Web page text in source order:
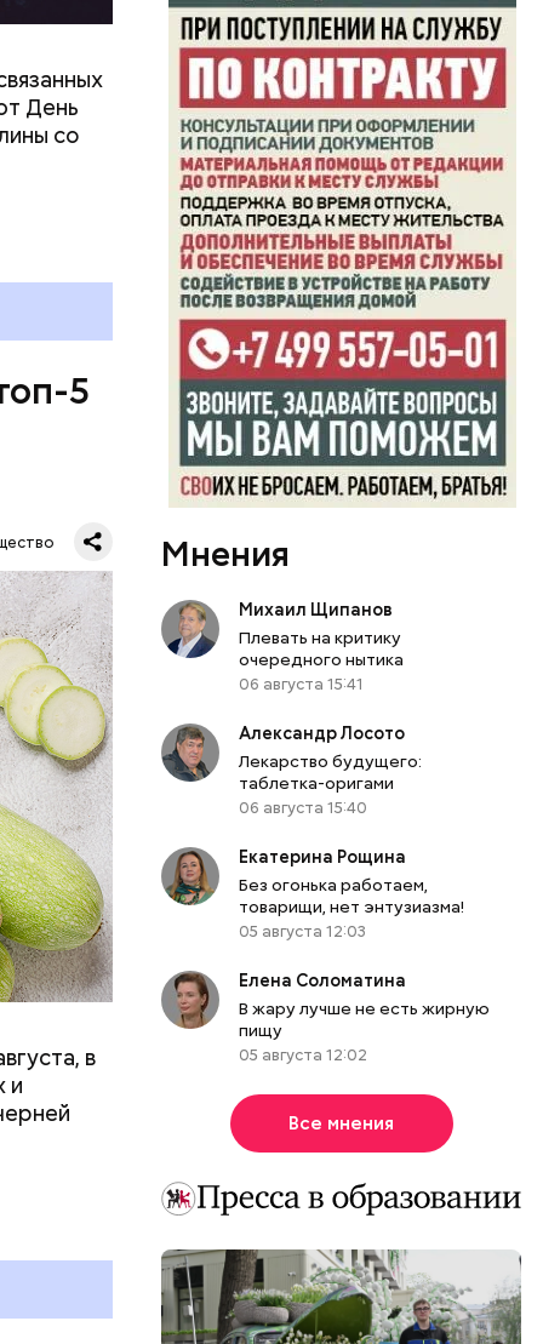
День
со
5
в
и
у
Мнения
Михаил Щипанов
Плевать на критику
очередного нытика
06 августа 15:41
Александр Лосото
Лекарство будущего:
таблетка-оригами
06 августа 15:40
Екатерина Рощина
Без огонька работаем,
товарищи, нет энтузиазма!
05 августа 12:03
Елена Соломатина
В жару лучше не есть жирную
пищу
05 августа 12:02
Все мнения